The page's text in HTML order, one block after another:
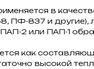
в
ПФ-837 и
2 или ПАП-1
как
высокой